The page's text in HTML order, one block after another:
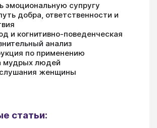
эмоциональную супругу
добра, ответственности и
и когнитивно-поведенческая
анализ
по применению
мудрых людей
женщины
статьи: